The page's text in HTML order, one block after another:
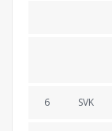
6 SVK